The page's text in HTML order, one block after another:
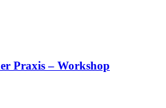
Praxis – Workshop